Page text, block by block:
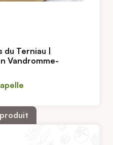
du Terniau |
Vandromme-